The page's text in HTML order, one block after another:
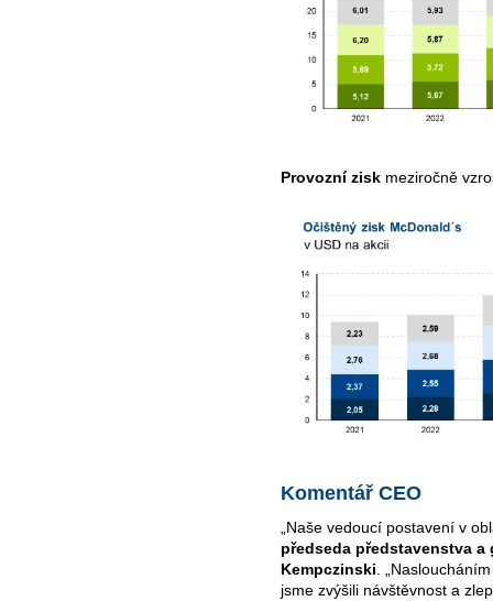
Provozní zisk meziročně
Komentář CEO
„Naše vedoucí postavení v
předseda představenstva a
Kempczinski.
jsme zvýšili návštěvnost a